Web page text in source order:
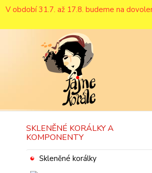
V období 31.7. až 17.8. budeme na
SKLENĚNÉ KORÁLKY A
KOMPONENTY
Skleněné korálky